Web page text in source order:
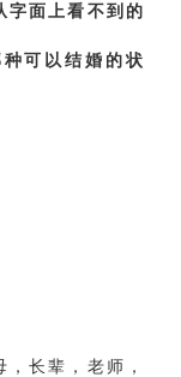
字面上看不到的
可以结婚的状
长辈，老师，